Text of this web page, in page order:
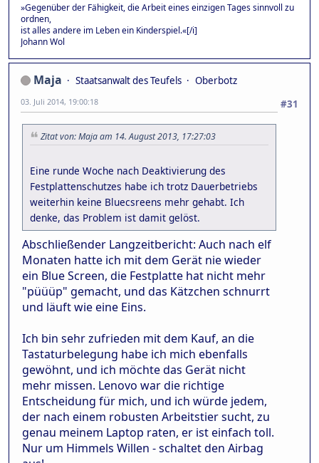
»Gegenüber der Fähigkeit, die Arbeit eines einzigen Tages sinnvoll zu
ordnen,
ist alles andere im Leben ein Kinderspiel.«[/i]
Johann Wol
Maja Staatsanwalt des Teufels
Oberbotz
#31
03. Juli 2014, 19:00:18
Zitat von: Maja am 14. August 2013, 17:27:03
Eine runde Woche nach Deaktivierung des
Festplattenschutzes habe ich trotz Dauerbetriebs
weiterhin keine Bluecsreens mehr gehabt. Ich
denke, das Problem ist damit gelöst.
Abschließender Langzeitbericht: Auch nach elf
Monaten hatte ich mit dem Gerät nie wieder
ein Blue Screen, die Festplatte hat nicht mehr
"püüüp" gemacht, und das Kätzchen schnurrt
und läuft wie eine Eins.
Ich bin sehr zufrieden mit dem Kauf, an die
Tastaturbelegung habe ich mich ebenfalls
gewöhnt, und ich möchte das Gerät nicht
mehr missen. Lenovo war die richtige
Entscheidung für mich, und ich würde jedem,
der nach einem robusten Arbeitstier sucht, zu
genau meinem Laptop raten, er ist einfach toll.
Nur um Himmels Willen - schaltet den Airbag